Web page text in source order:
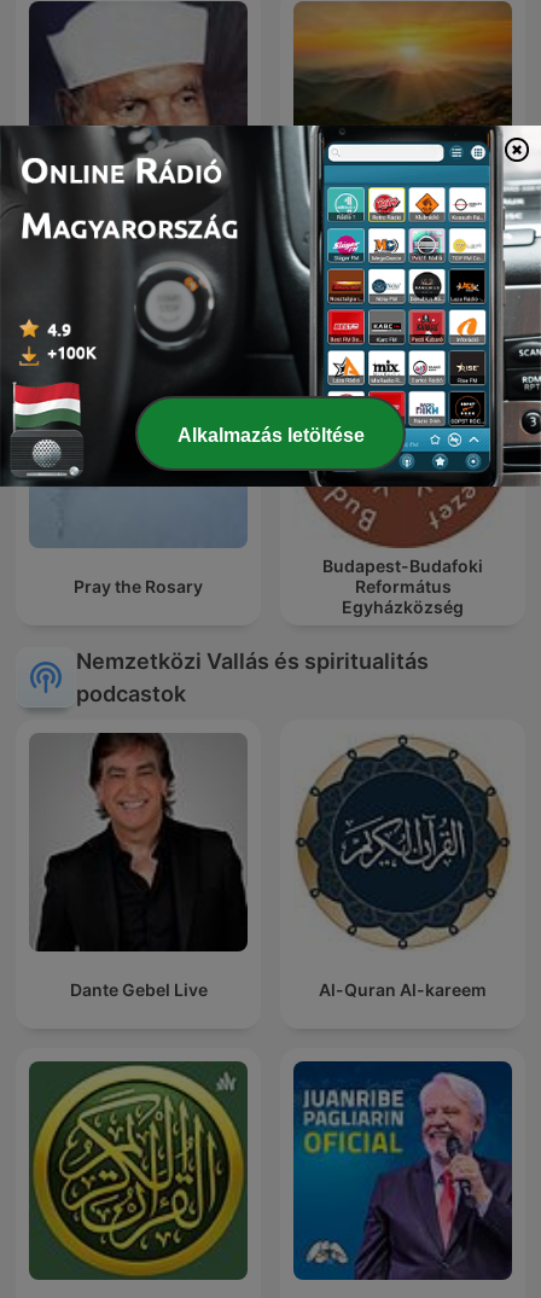
تفسير القرآن الكريم
Kerak • Istentiszteletek •
Zugliget
Pray the Rosary
Budapest-Budafoki
Református
Egyházközség
Nemzetközi Vallás és spiritualitás
podcastok
Dante Gebel Live Al-Quran Al-kareem
Alkalmazás letöltése